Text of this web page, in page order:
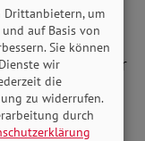
der
von
der
Kathrin
der
Drittanbietern, um
auf Basis von
Sie können
wir
die
zu widerrufen.
durch